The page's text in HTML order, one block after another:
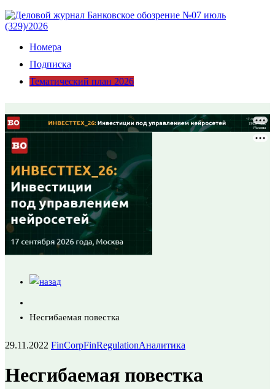
Номера
Подписка
Тематический план 2026
Несгибаемая повестка
29.11.2022 FinCorpFinRegulationАналитика
Несгибаемая повестка